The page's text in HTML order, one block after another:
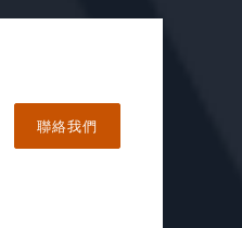
聯絡我們